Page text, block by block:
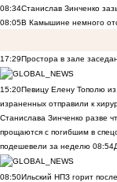
08:34Станислав Зинченко
08:05В Камышине немного
17:29Простора в зале
15:20Певицу Елену Тополю из
израненных отправили к
Станислава Зинченко разве
прощаются с погибшим в
подешевели за неделю 08:54
08:50Ильский НПЗ горит